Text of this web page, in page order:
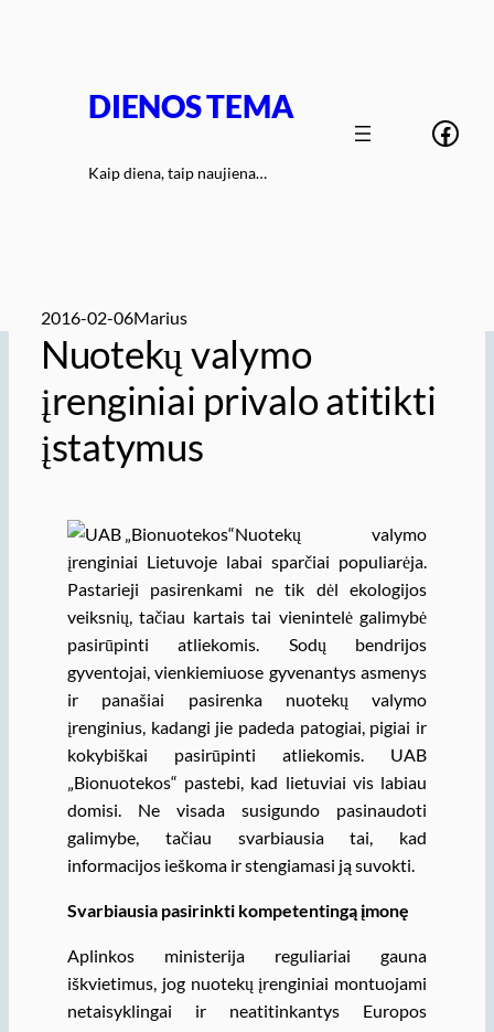
DIENOS TEMA
Kaip diena, taip naujiena…
2016-02-06Marius
Nuotekų valymo
įrenginiai privalo atitikti
įstatymus
Nuotekų valymo
įrenginiai Lietuvoje labai sparčiai populiarėja.
Pastarieji pasirenkami ne tik dėl ekologijos
veiksnių, tačiau kartais tai vienintelė galimybė
pasirūpinti atliekomis. Sodų bendrijos
gyventojai, vienkiemiuose gyvenantys asmenys
ir panašiai pasirenka nuotekų valymo
įrenginius, kadangi jie padeda patogiai, pigiai ir
kokybiškai pasirūpinti atliekomis. UAB
„Bionuotekos“ pastebi, kad lietuviai vis labiau
domisi. Ne visada susigundo pasinaudoti
galimybe, tačiau svarbiausia tai, kad
informacijos ieškoma ir stengiamasi ją suvokti.
Svarbiausia pasirinkti kompetentingą įmonę
Aplinkos ministerija reguliariai gauna
iškvietimus, jog nuotekų įrenginiai montuojami
netaisyklingai ir neatitinkantys Europos